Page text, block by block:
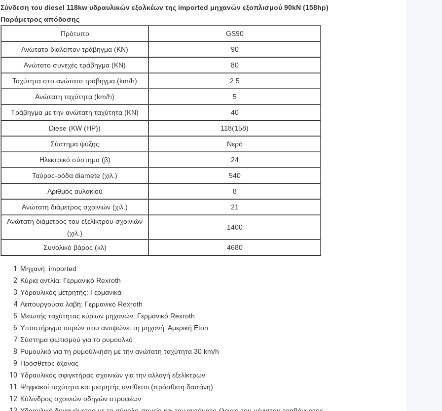
Σύνδεση του diesel 118kw υδραυλικών εξολκέων της imported μηχανών εξοπλισμού 90kN (158hp)
Παράμετρος απόδοσης
Πρότυπο
GS90
Ανώτατο διαλείπον τράβηγμα (KN)
90
Ανώτατο συνεχές τράβηγμα (KN)
80
Ταχύτητα στο ανώτατο τράβηγμα (km/h)
2.5
Ανώτατη ταχύτητα (km/h)
5
Τράβηγμα με την ανώτατη ταχύτητα (KN)
40
Diese (KW (HP))
118(158)
Σύστημα ψύξης
Νερό
Ηλεκτρικό σύστημα (β)
24
Ταύρος-ρόδα diamete (χιλ.)
540
Αριθμός αυλακιού
8
Ανώτατη διάμετρος σχοινιών (χιλ.)
21
Ανώτατη διάμετρος του εξελίκτρου σχοινιών
(χιλ.)
1400
Συνολικό βάρος (κλ) 4680
Μηχανή: imported
Κύρια αντλία: Γερμανικό Rexroth
Υδραυλικός μετρητής: Γερμανικά
Λειτουργούσα λαβή: Γερμανικό Rexroth
Μειωτής ταχύτητας κύριων μηχανών: Γερμανικό Rexroth
Υποστήριγμα ουρών που ανυψώνει τη μηχανή: Αμερική Eton
Σύστημα φωτισμού για το ρυμουλκό
Ρυμουλκό για τη ρυμούλκηση με την ανώτατη ταχύτητα 30 km/h
Πρόσθετος άξονας
Υδραυλικός σφιγκτήρας σχοινιών για την αλλαγή εξελίκτρων
Ψηφιακοί ταχύτητα και μετρητής αντίθετοι (πρόσθετη δαπάνη)
Κύλινδρος σχοινιών οδηγών στροφέων